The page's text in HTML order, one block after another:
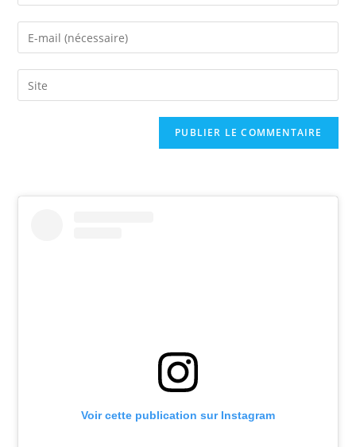
Voir cette publication sur Instagram